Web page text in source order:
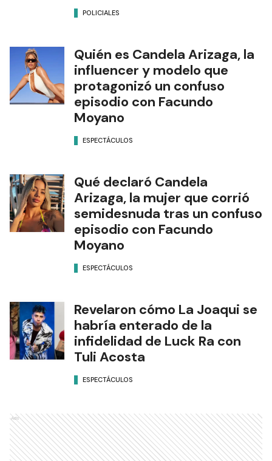
POLICIALES
Quién es Candela Arizaga, la
influencer y modelo que
protagonizó un confuso
episodio con Facundo
Moyano
ESPECTÁCULOS
Qué declaró Candela
Arizaga, la mujer que corrió
semidesnuda tras un confuso
episodio con Facundo
Moyano
ESPECTÁCULOS
Revelaron cómo La Joaqui se
habría enterado de la
infidelidad de Luck Ra con
Tuli Acosta
ESPECTÁCULOS
Ads